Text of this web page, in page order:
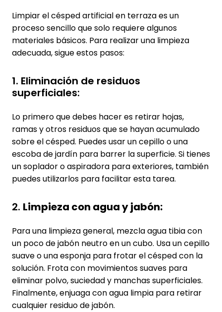
Limpiar el césped artificial en terraza es un
proceso sencillo que solo requiere algunos
materiales básicos. Para realizar una limpieza
adecuada, sigue estos pasos:
1. Eliminación de residuos
superficiales:
Lo primero que debes hacer es retirar hojas,
ramas y otros residuos que se hayan acumulado
sobre el césped. Puedes usar un cepillo o una
escoba de jardín para barrer la superficie. Si tienes
un soplador o aspiradora para exteriores, también
puedes utilizarlos para facilitar esta tarea.
2. Limpieza con agua y jabón:
Para una limpieza general, mezcla agua tibia con
un poco de jabón neutro en un cubo. Usa un cepillo
suave o una esponja para frotar el césped con la
solución. Frota con movimientos suaves para
eliminar polvo, suciedad y manchas superficiales.
Finalmente, enjuaga con agua limpia para retirar
cualquier residuo de jabón.